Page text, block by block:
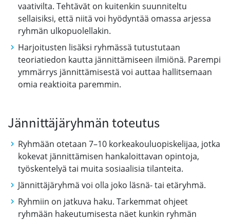
vaativilta. Tehtävät on kuitenkin suunniteltu
sellaisiksi, että niitä voi hyödyntää omassa arjessa
ryhmän ulkopuolellakin.
Harjoitusten lisäksi ryhmässä tutustutaan
teoriatiedon kautta jännittämiseen ilmiönä. Parempi
ymmärrys jännittämisestä voi auttaa hallitsemaan
omia reaktioita paremmin.
Jännittäjäryhmän toteutus
Ryhmään otetaan 7–10 korkeakouluopiskelijaa, jotka
kokevat jännittämisen hankaloittavan opintoja,
työskentelyä tai muita sosiaalisia tilanteita.
Jännittäjäryhmä voi olla joko läsnä- tai etäryhmä.
Ryhmiin on jatkuva haku. Tarkemmat ohjeet
ryhmään hakeutumisesta näet kunkin ryhmän